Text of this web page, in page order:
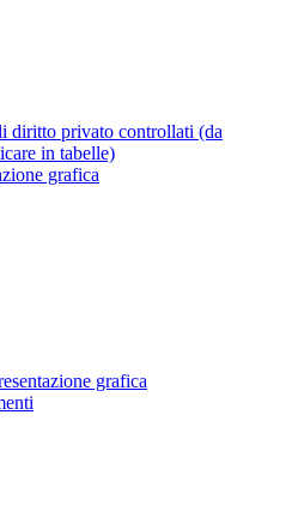
diritto privato controllati (da
in tabelle)
grafica
grafica